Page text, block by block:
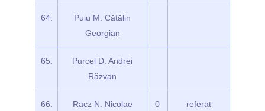
64.
Puiu M. Cătălin
Georgian
65.
Purcel D. Andrei
Răzvan
66.
Racz N. Nicolae
0
referat